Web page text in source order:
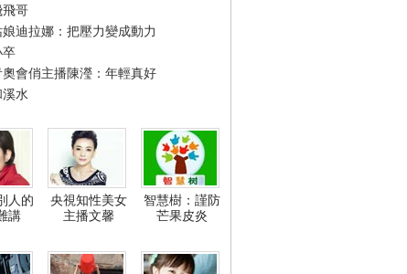
飛哥
娘迪拉娜：把壓力變成動力
卒
會俏主播陳瀅：年輕真好
水
人的
講
央視知性美女
主播文馨
智慧樹：謹防
芒果皮炎